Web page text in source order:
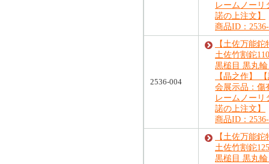
レームノーリ
諾の上注文】
商品ID：
2536-004
【土佐万能鉈
土佐竹割鉈
黒槌目 黒丸
【晶之作】
会展示品：
レームノーリ
諾の上注文】
商品ID：
【土佐万能鉈
土佐竹割鉈
黒槌目 黒丸